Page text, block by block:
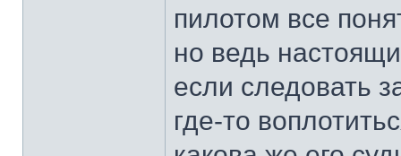
пилотом все
но ведь
если следовать
где-то